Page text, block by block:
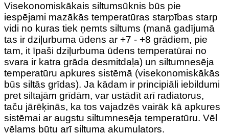
Visekonomiskākais siltumsūknis būs pie
iespējami mazākās temperatūras starpības starp
vidi no kuras tiek ņemts siltums (manā gadījumā
tas ir dziļurbuma ūdens ar +7 - +8 grādiem, pie
tam, it īpaši dziļurbuma ūdens temperatūrai no
svara ir katra grāda desmitdaļa) un siltumnesēja
temperatūru apkures sistēmā (visekonomiskākās
būs siltās grīdas). Ja kādam ir principiāli iebildumi
pret siltajām grīdām, var ustādīt arī radiatorus,
taču jārēķinās, ka tos vajadzēs vairāk kā apkures
sistēmai ar augstu siltumnesēja temperatūru. Vēl
vēlams būtu arī siltuma akumulators.